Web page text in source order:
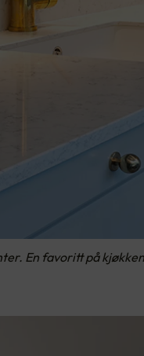
En favoritt på